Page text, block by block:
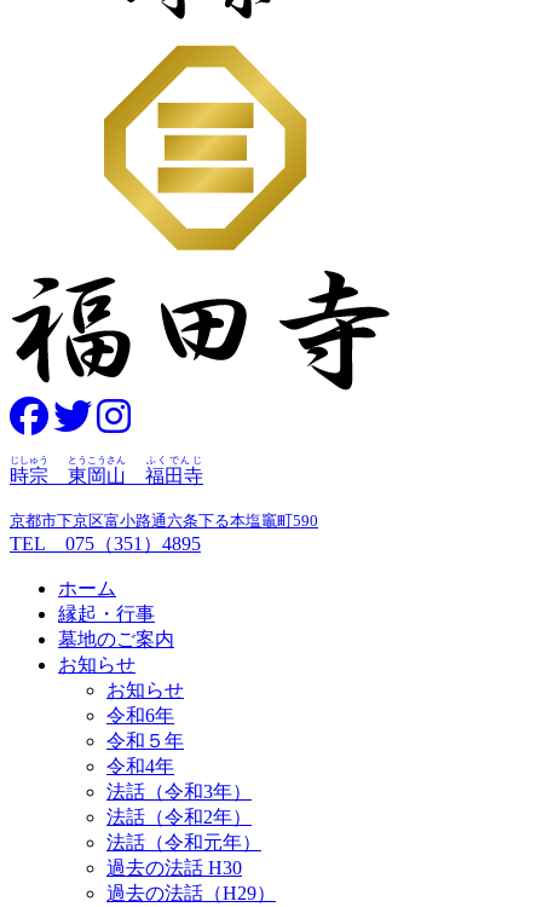
時宗
じしゅう
東岡山
とうこうさん
福田寺
ふくでんじ
京都市下京区富小路通六条下る本塩竈町590
TEL 075（351）4895
ホーム
縁起・行事
墓地のご案内
お知らせ
お知らせ
令和6年
令和５年
令和4年
法話（令和3年）
法話（令和2年）
法話（令和元年）
過去の法話 H30
過去の法話（H29）